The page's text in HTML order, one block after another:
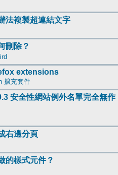
法複製超連結文字
刪除？
extensions
擴充套件
安全性網站例外名單完全無作
右邊分頁
的樣式元件？